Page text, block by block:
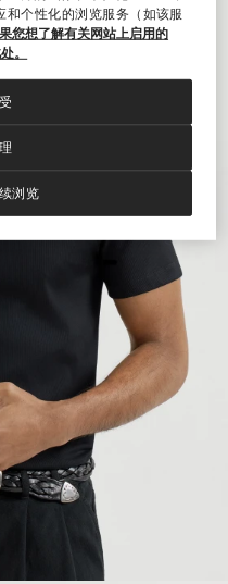
和个性化的浏览服务（如该服
您想了解有关网站上启用的
。
浏览